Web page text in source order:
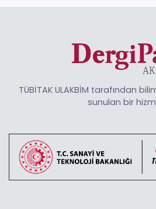
TÜBİTAK ULAKBİM tarafından
sunulan bir